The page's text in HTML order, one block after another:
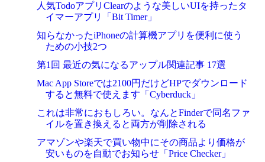
人気TodoアプリClearのような美しいUIを持ったタ
イマーアプリ「Bit Timer」
知らなかったiPhoneの計算機アプリを便利に使う
ための小技2つ
第1回 最近の気になるアップル関連記事 17選
Mac App Storeでは2100円だけどHPでダウンロード
すると無料で使えます「Cyberduck」
これは非常におもしろい。なんとFinderで同名ファ
イルを置き換えると両方が削除される
アマゾンや楽天で買い物中にその商品より価格が
安いものを自動でお知らせ「Price Checker」